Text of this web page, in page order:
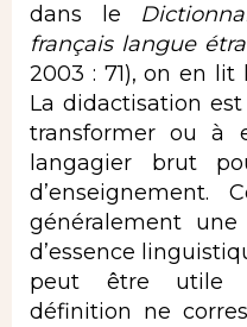
dans le
français langue
2003 : 71), on en
La didactisation
transformer ou à
langagier brut
d’enseignement.
généralement une
d’essence
peut être utile
définition ne